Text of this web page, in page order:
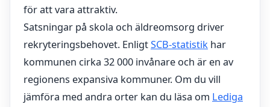
för att vara attraktiv.
Satsningar på skola och äldreomsorg driver
rekryteringsbehovet. EnligtSCB-statistik har
kommunen cirka 32 000 invånare och är en av
regionens expansiva kommuner. Om du vill
jämföra med andra orter kan du läsa om Lediga